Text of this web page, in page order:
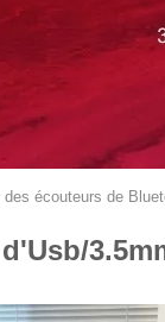
écouteurs de